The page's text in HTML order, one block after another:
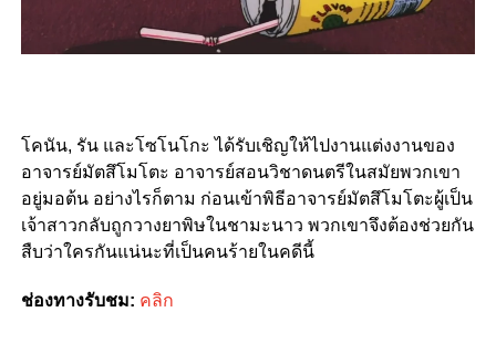
โคนัน, รัน และโซโนโกะ ได้รับเชิญให้ไปงานแต่งงานของ
อาจารย์มัตสึโมโตะ อาจารย์สอนวิชาดนตรีในสมัยพวกเขา
อยู่มอต้น อย่างไรก็ตาม ก่อนเข้าพิธีอาจารย์มัตสึโมโตะผู้เป็น
เจ้าสาวกลับถูกวางยาพิษในชามะนาว พวกเขาจึงต้องช่วยกัน
สืบว่าใครกันแน่นะที่เป็นคนร้ายในคดีนี้
ช่องทางรับชม: คลิก